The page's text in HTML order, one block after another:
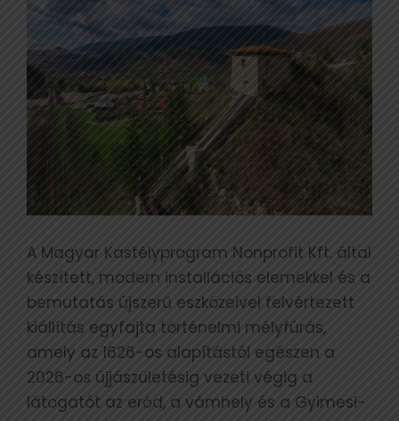
A Magyar Kastélyprogram Nonprofit Kft. által
készített, modern installációs elemekkel és a
bemutatás újszerű eszközeivel felvértezett
kiállítás egyfajta történelmi mélyfúrás,
amely az 1626-os alapítástól egészen a
2026-os újjászületésig vezeti végig a
látogatót az erőd, a vámhely és a Gyimesi-